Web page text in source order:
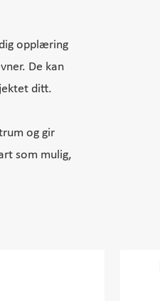
opplæring
De kan
ditt.
og gir
som mulig,